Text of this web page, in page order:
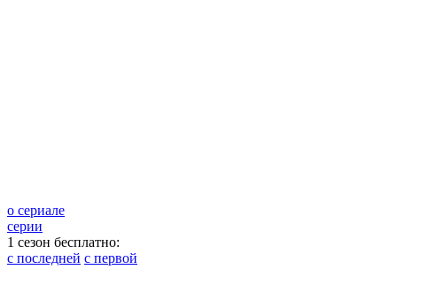
о сериале
серии
1 сезон бесплатно:
с последней с первой